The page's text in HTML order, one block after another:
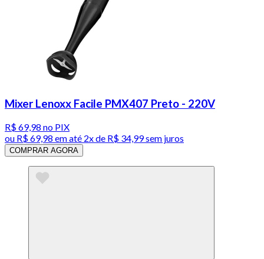
Mixer Lenoxx Facile PMX407 Preto - 220V
R$ 69,98 no PIX
ou R$ 69,98 em até 2x de R$ 34,99 sem juros
COMPRAR AGORA